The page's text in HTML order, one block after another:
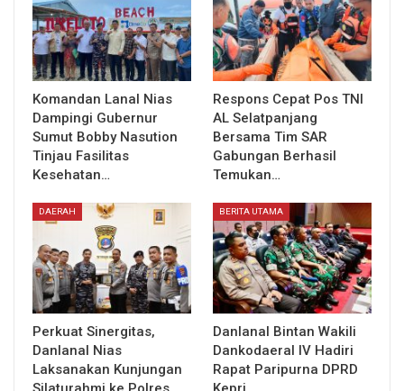
Komandan Lanal Nias
Dampingi Gubernur
Sumut Bobby Nasution
Tinjau Fasilitas
Kesehatan…
Respons Cepat Pos TNI
AL Selatpanjang
Bersama Tim SAR
Gabungan Berhasil
Temukan…
DAERAH
Perkuat Sinergitas,
Danlanal Nias
Laksanakan Kunjungan
BERITA UTAMA
Danlanal Bintan Wakili
Dankodaeral IV Hadiri
Rapat Paripurna DPRD